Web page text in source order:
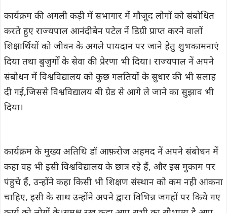
कार्यक्रम की अगली कड़ी में सभागार में मौजूद लोगों को संबोधित
करते हुए राज्यपाल आनंदीबेन पटेल नें डिग्री प्राप्त करने वालों
शिक्षार्थियों को जीवन के अगले पायदान पर जाने हेतु शुभकामनाएं
दिया तथा बुजुर्गों के सेवा की प्रेरणा भी दिया। राज्यपाल नें अपने
संबोधन में विश्वविद्यालय को कुछ गलतियों के सुधार की भी सलाह
दी गई,जिससे विश्वविद्यालय बी ग्रेड से आगे ले जाने का सुझाव भी
दिया।
कार्यक्रम के मुख्य अतिथि डॉ आफ़रोज अहमद नें अपने संबोधन में
कहा वह भी इसी विश्वविद्यालय के छात्र रहे हैं, और इस मुकाम पर
पंहुचे हैं, उन्होंने कहा किसी भी शिक्षण संस्थान को कम नही आंकना
चाहिए, इसी के साथ उन्होंने अपने द्वारा विभिन्न जगहों पर किये गए